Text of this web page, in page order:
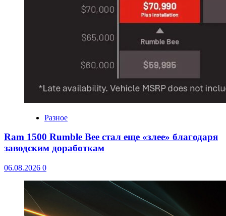
Разное
Ram 1500 Rumble Bee стал еще «злее» благодаря
заводским доработкам
06.08.2026 0